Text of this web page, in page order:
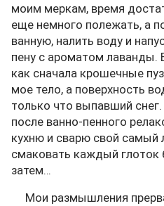
моим меркам, время
еще немного полежать, а
ванную, налить воду и
пену с ароматом лаванды.
как сначала крошечные
мое тело, а поверхность
только что выпавший
после ванно-пенного
кухню и сварю свой
смаковать каждый глоток
затем…
Мои размышления